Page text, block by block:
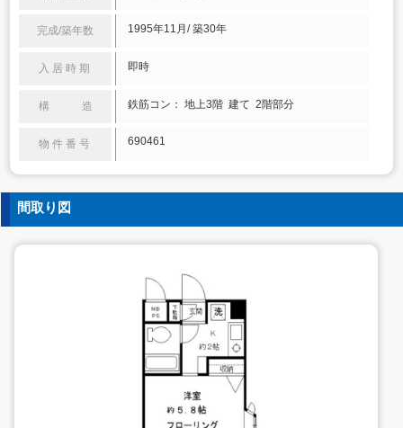
完成/築年数 1995年11月/ 築30年
入居時期 即時
構 造 鉄筋コン： 地上3階 建て 2階部分
物件番号 690461
間取り図